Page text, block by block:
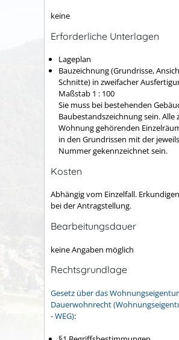
keine
Erforderliche Unterlagen
Lageplan
Bauzeichnung (Grundrisse,
Schnitte) in zweifacher
Maßstab 1 : 100
Sie muss bei bestehenden
Baubestandszeichnung sein. Alle
Wohnung gehörenden
in den Grundrissen mit der
Nummer gekennzeichnet sein.
Kosten
Abhängig vom Einzelfall.
bei der Antragstellung.
Bearbeitungsdauer
keine Angaben möglich
Rechtsgrundlage
Gesetz über das
Dauerwohnrecht
- WEG):